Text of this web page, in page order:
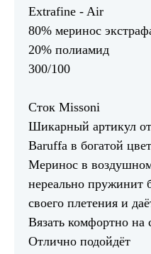
Extrafine - Air
80% меринос
20% полиамид
300/100
Сток Missoni
Шикарный артикул
Baruffa в богатой
Меринос в
нереально пружинит
своего плетения и
Вязать комфортно
Отлично подойдёт